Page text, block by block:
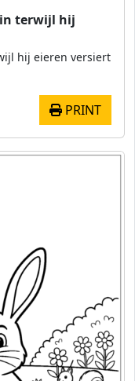
terwijl hij
hij eieren versiert
PRINT